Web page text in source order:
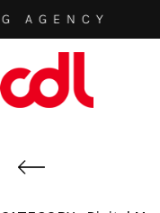
Skip
to
main
content